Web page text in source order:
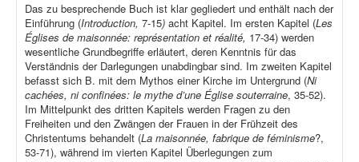
Das zu besprechende Buch ist klar gegliedert und enthält nach der
Einführung (Introduction, 7-15) acht Kapitel. Im ersten Kapitel (Les
Églises de maisonnée: représentation et réalité, 17-34) werden
wesentliche Grundbegriffe erläutert, deren Kenntnis für das
Verständnis der Darlegungen unabdingbar sind. Im zweiten Kapitel
befasst sich B. mit dem Mythos einer Kirche im Untergrund (Ni
cachées, ni confinées: le mythe d’une Église souterraine, 35-52).
Im Mittelpunkt des dritten Kapitels werden Fragen zu den
Freiheiten und den Zwängen der Frauen in der Frühzeit des
Christentums behandelt (La maisonnée, fabrique de féminisme?,
53-71), während im vierten Kapitel Überlegungen zum